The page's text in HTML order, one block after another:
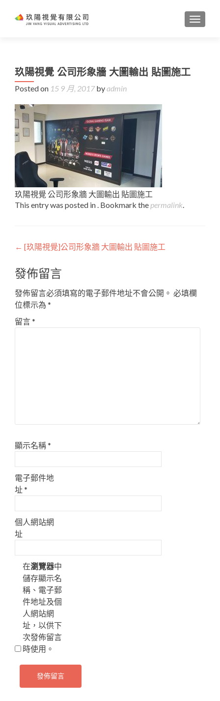
玖陽視覺 公司形象牆 大圖輸出 貼圖施工
Posted on 15 9 月, 2017byadmin
玖陽視覺 公司形象牆 大圖輸出 貼圖施工
This entry was posted in . Bookmark the permalink.
Post
navigation
← [玖陽視覺]公司形象牆 大圖輸出 貼圖施工
發佈留言
發佈留言必須填寫的電子郵件地址不會公開。 必填欄
位標示為 *
留言*
顯示名稱*
電子郵件地
址*
個人網站網
址
在瀏覽器中
儲存顯示名
稱、電子郵
件地址及個
人網站網
址，以供下
次發佈留言
時使用。